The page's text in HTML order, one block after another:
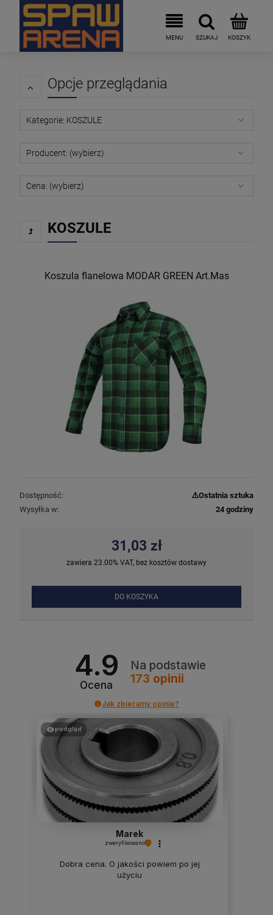
Opcje przeglądania
Kategorie: KOSZULE
Producent: (wybierz)
Cena: (wybierz)
KOSZULE
Koszula flanelowa MODAR GREEN Art.Mas
Dostępność:
⚠️Ostatnia sztuka
Wysyłka w:
24 godziny
31,03 zł
zawiera 23.00% VAT, bez kosztów dostawy
DO KOSZYKA
4.9
Ocena
Na podstawie
173 opinii
Jak zbieramy opinie?
podgląd
Marek
zweryfikowano
Dobra cena. O jakości powiem po jej
użyciu